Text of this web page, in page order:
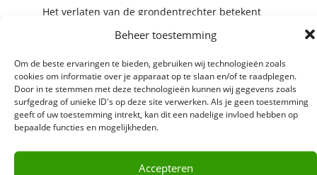
Beheer toestemming
Om de beste ervaringen te bieden, gebruiken wij technologieën zoals
cookies om informatie over je apparaat op te slaan en/of te raadplegen.
Door in te stemmen met deze technologieën kunnen wij gegevens zoals
surfgedrag of unieke ID's op deze site verwerken. Als je geen toestemming
geeft of uw toestemming intrekt, kan dit een nadelige invloed hebben op
bepaalde functies en mogelijkheden.
Accepteren
Het verlaten van de grondentrechter betekent
gronden naar voren kunnen worden gebracht.
Dat dient wel op tijd te gebeuren omdat het
anders in strijd kan zijn met de eis van een
goede procesorde. Zo zullen nieuwe gronden in
hoger beroep niet worden toegelaten als andere
partijen te weinig tijd hebben gehad om zich
daarover inhoudelijk uit te laten, als in een te
laat stadium een geheel nieuw onderwerp aan
de orde wordt gesteld of als dit ertoe leidt dat